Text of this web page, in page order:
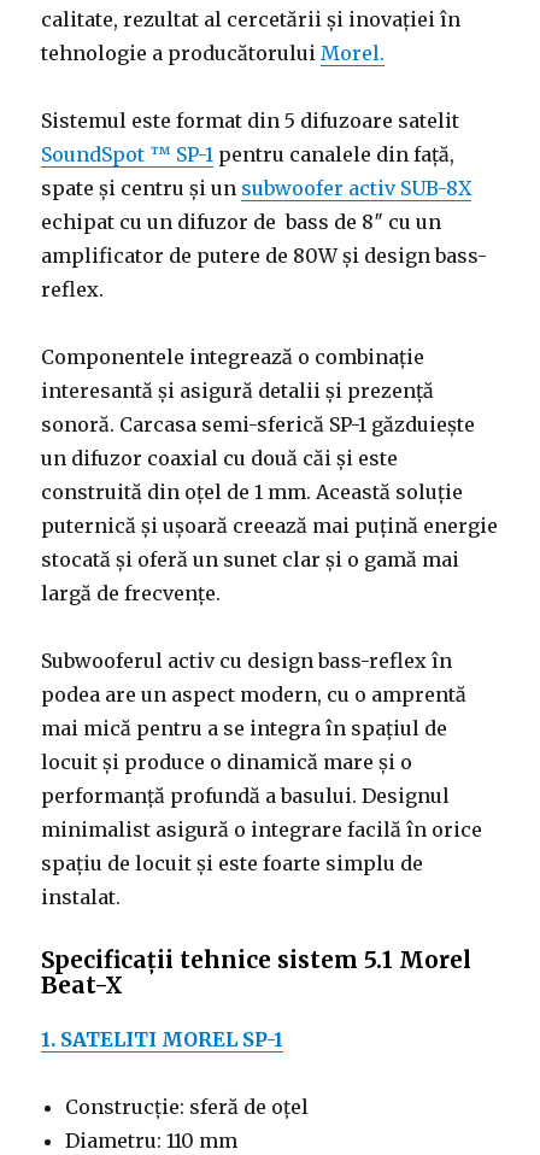
calitate, rezultat al cercetării și inovației în
tehnologie a producătoruluiMorel.
Sistemul este format din 5 difuzoare satelit
SoundSpot ™ SP-1 pentru canalele din față,
spate și centru și un subwoofer activ SUB-8X
echipat cu un difuzor de bass de 8″ cu un
amplificator de putere de 80W și design bass-
reflex.
Componentele integrează o combinație
interesantă și asigură detalii și prezență
sonoră. Carcasa semi-sferică SP-1 găzduiește
un difuzor coaxial cu două căi și este
construită din oțel de 1 mm. Această soluție
puternică și ușoară creează mai puțină energie
stocată și oferă un sunet clar și o gamă mai
largă de frecvențe.
Subwooferul activ cu design bass-reflex în
podea are un aspect modern, cu o amprentă
mai mică pentru a se integra în spațiul de
locuit și produce o dinamică mare și o
performanță profundă a basului. Designul
minimalist asigură o integrare facilă în orice
spațiu de locuit și este foarte simplu de
instalat.
Specificații tehnice sistem 5.1 Morel
Beat-X
1. SATELITI MOREL SP-1
Construcție: sferă de oțel
Diametru: 110 mm